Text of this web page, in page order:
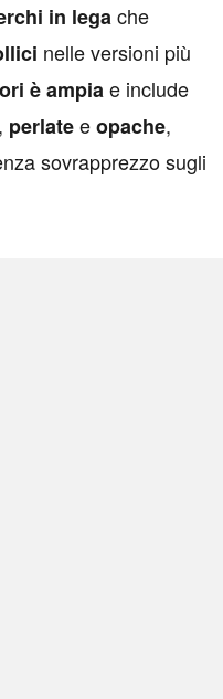
in legache
nelle versioni più
è ampiae include
, perlateeopache,
sovrapprezzo sugli